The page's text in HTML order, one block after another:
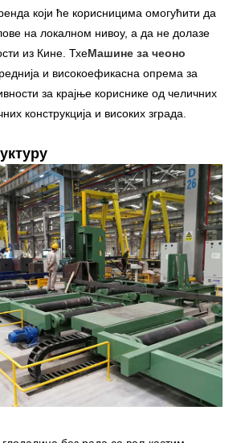
који ће корисницима омогућити да
на локалном нивоу, а да не долазе
из Кине. ТхеМашине за чеоно
и високоефикасна опрема за
за крајње кориснике од челичних
конструкција и високих зграда.